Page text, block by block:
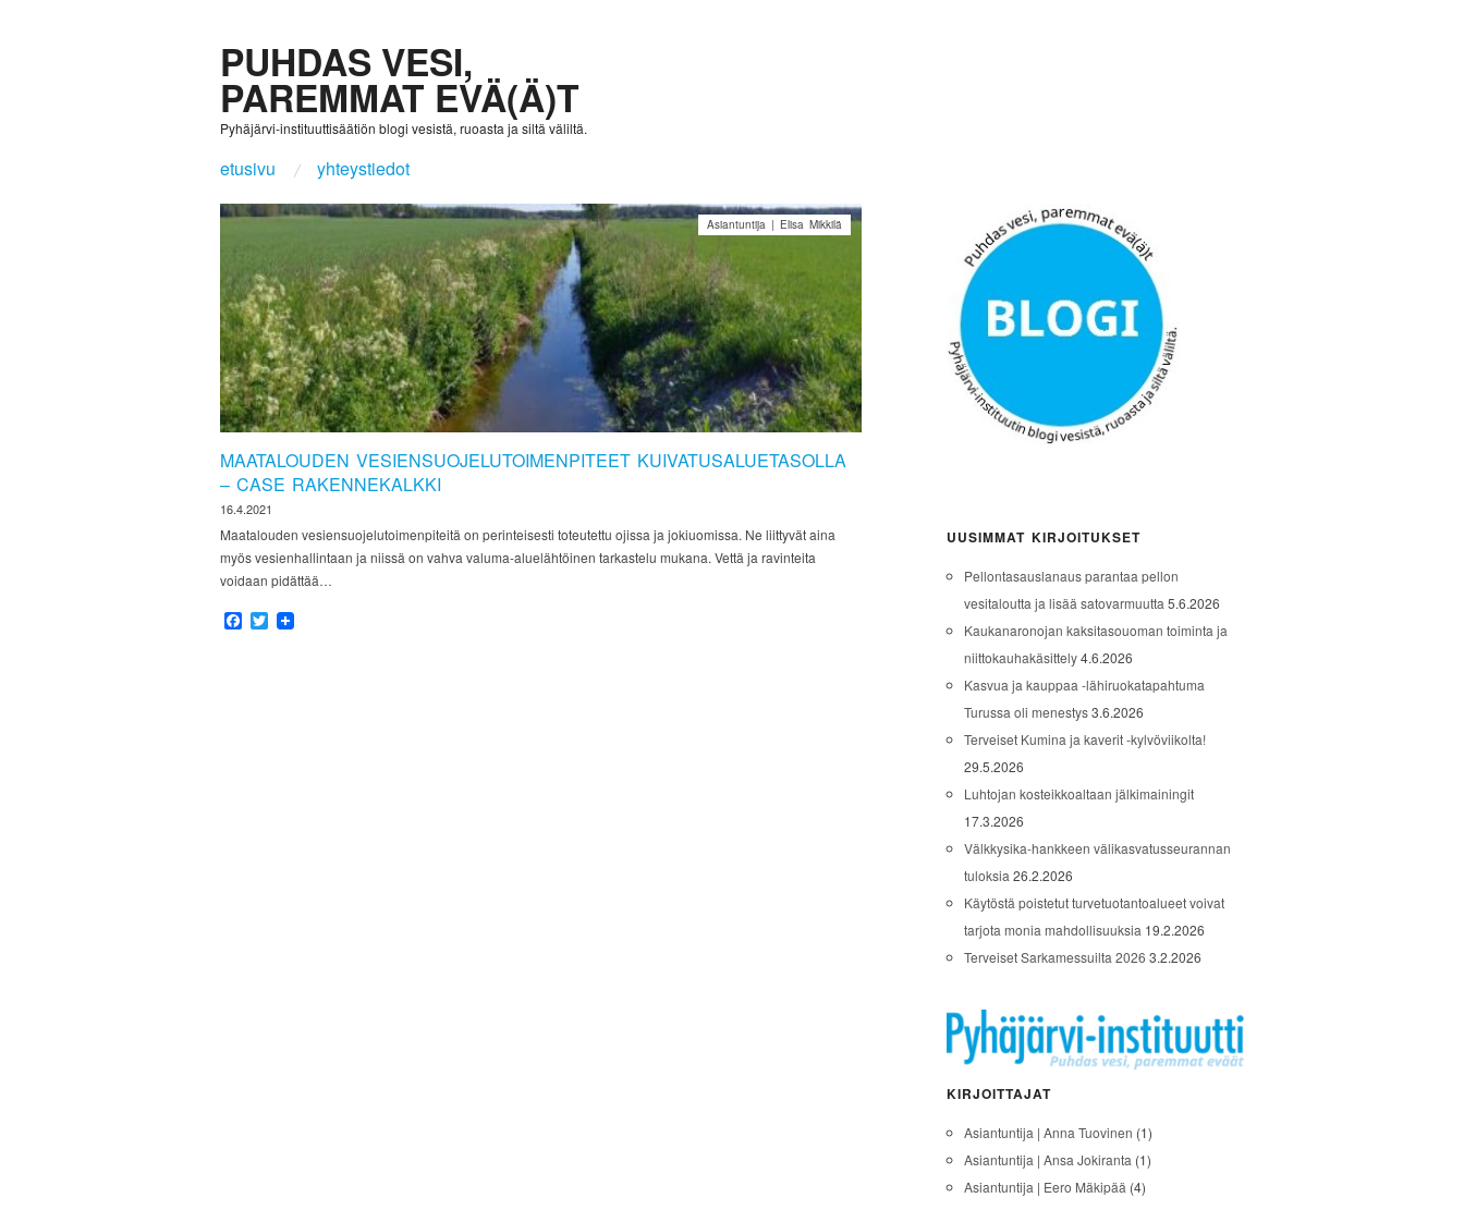
PUHDAS VESI,
PAREMMAT EVÄ(Ä)T
Pyhäjärvi-instituuttisäätiön blogi vesistä, ruoasta ja siltä väliltä.
etusivu yhteystiedot
MAATALOUDEN VESIENSUOJELUTOIMENPITEET KUIVATUSALUETASOLLA
– CASE RAKENNEKALKKI
16.4.2021
Asiantuntija | Elisa Mikkilä
Maatalouden vesiensuojelutoimenpiteitä on perinteisesti toteutettu ojissa ja jokiuomissa. Ne liittyvät aina
myös vesienhallintaan ja niissä on vahva valuma-aluelähtöinen tarkastelu mukana. Vettä ja ravinteita
voidaan pidättää…
Facebook
Twitter
UUSIMMAT KIRJOITUKSET
Pellontasauslanaus parantaa pellon
vesitaloutta ja lisää satovarmuutta 5.6.2026
Kaukanaronojan kaksitasouoman toiminta ja
niittokauhakäsittely 4.6.2026
Kasvua ja kauppaa -lähiruokatapahtuma
Turussa oli menestys 3.6.2026
Terveiset Kumina ja kaverit -kylvöviikolta!
29.5.2026
Luhtojan kosteikkoaltaan jälkimainingit
17.3.2026
Välkkysika-hankkeen välikasvatusseurannan
tuloksia 26.2.2026
Käytöstä poistetut turvetuotantoalueet voivat
tarjota monia mahdollisuuksia 19.2.2026
Terveiset Sarkamessuilta 2026 3.2.2026
KIRJOITTAJAT
Asiantuntija | Anna Tuovinen (1)
Asiantuntija | Ansa Jokiranta (1)
Asiantuntija | Eero Mäkipää (4)